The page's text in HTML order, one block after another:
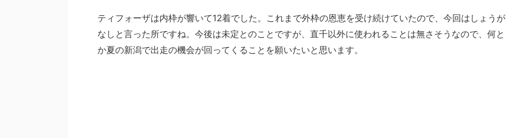
ティフォーザは内枠が響いて12着でした。これまで外枠の恩恵を受け続けていたので、今回はしょうが
なしと言った所ですね。今後は未定とのことですが、直千以外に使われることは無さそうなので、何と
か夏の新潟で出走の機会が回ってくることを願いたいと思います。